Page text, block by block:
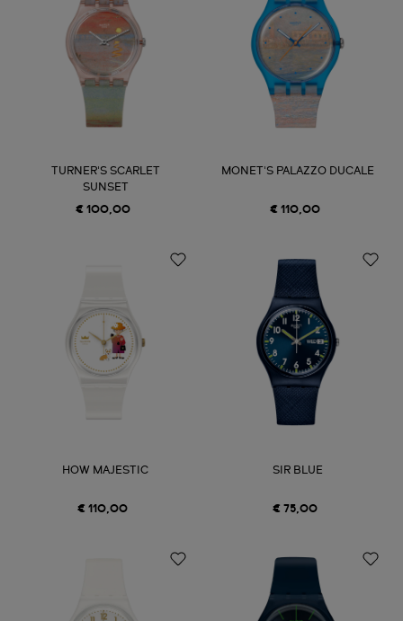
TURNER'S SCARLET
SUNSET
€ 100,00
MONET'S PALAZZO DUCALE
€ 110,00
HOW MAJESTIC
€ 110,00
SIR BLUE
€ 75,00